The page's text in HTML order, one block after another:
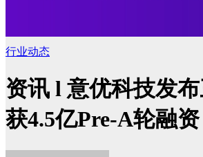
行业动态
资讯 l 意优科技发
获4.5亿Pre-A轮融资